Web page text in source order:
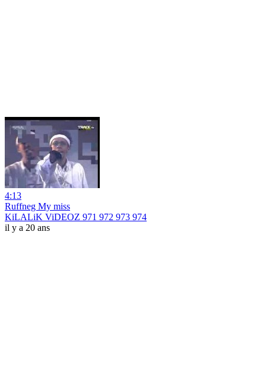
4:13
Ruffneg My miss
KiLALiK ViDEOZ 971 972 973 974
il y a 20 ans